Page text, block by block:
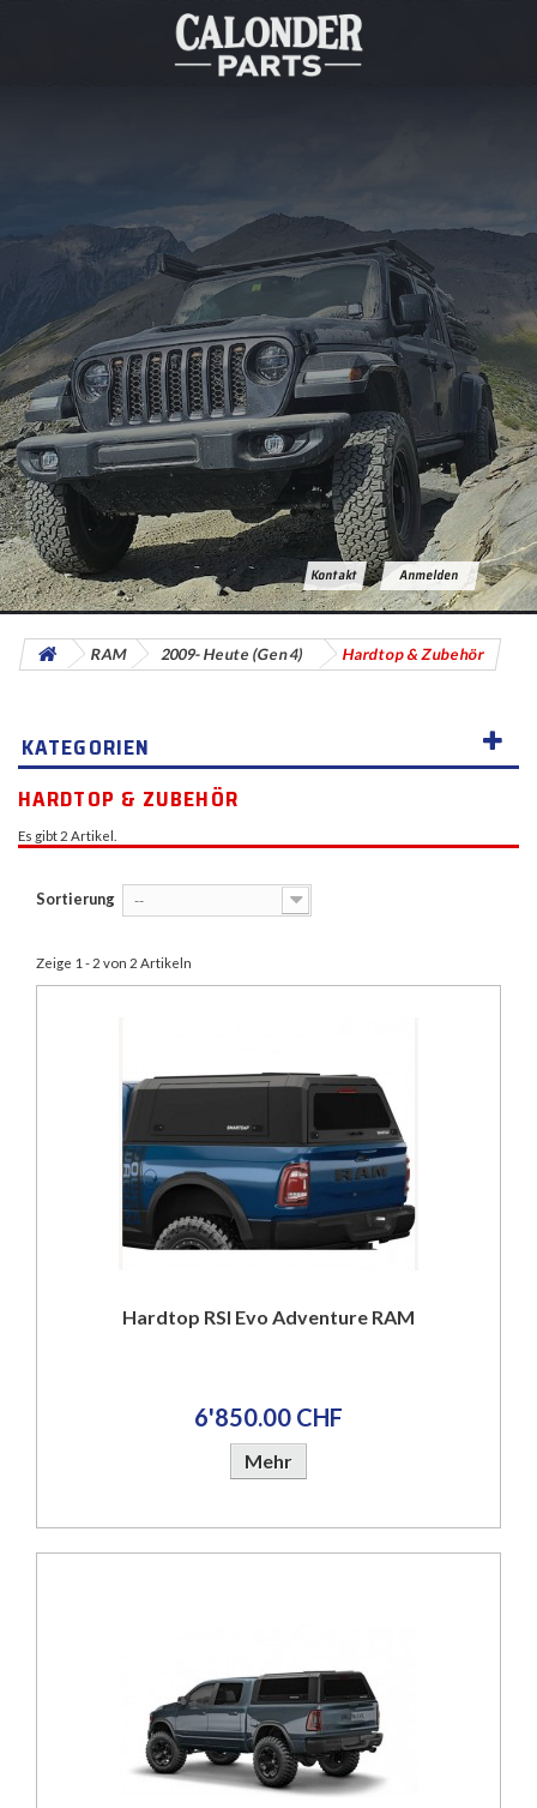
Anmelden
Kontakt
RAM 2009- Heute (Gen 4) Hardtop & Zubehör
KATEGORIEN
HARDTOP & ZUBEHÖR
Es gibt 2 Artikel.
Sortierung --
Zeige 1 - 2 von 2 Artikeln
Hardtop RSI Evo Adventure RAM
6'850.00 CHF
Mehr